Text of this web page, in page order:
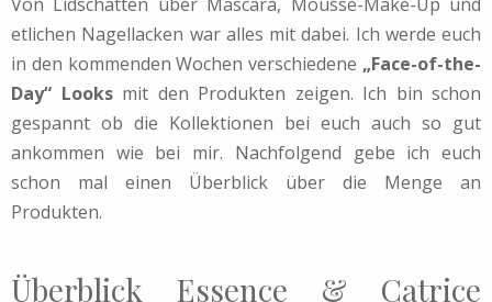
etlichen Nagellacken war alles mit dabei. Ich werde euch
in den kommenden Wochen verschiedene „Face-of-the-
Day“ Looksmit den Produkten zeigen. Ich bin schon
gespannt ob die Kollektionen bei euch auch so gut
ankommen wie bei mir. Nachfolgend gebe ich euch
schon mal einen Überblick über die Menge an
Produkten.
Überblick Essence & Catrice